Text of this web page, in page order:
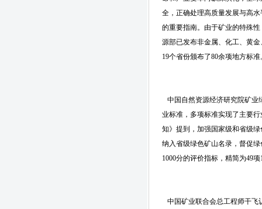
全，正确处理高质量发展与高
的重要指南。由于矿业的特殊
源部已发布非金属、化工、黄
19个省份颁布了80余项地方标
中国自然资源经济研究院矿业
业标准，多项标准实现了主要
知》提到，加强国家级和省级
纳入省级绿色矿山名录，督促
1000分的评价指标，精简为49项
中国矿业联合会总工程师干飞